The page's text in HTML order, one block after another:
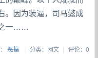
。因为装逼，司马懿成
之一……
恶搞 | 分类：网文| 评论：0